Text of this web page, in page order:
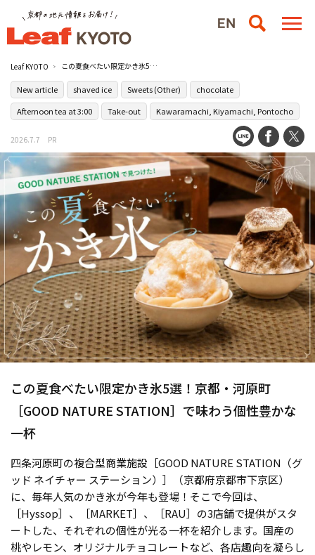
Leaf KYOTO この夏食べたい限定かき氷5選！京都・河原町［GOOD NATURE STATION］で味わう個性豊かな一杯
New article shaved ice Sweets (Other)
chocolate
Afternoon tea at 3:00
Take-out Kawaramachi, Kiyamachi, Pontocho
2026.7.7 PR
この夏食べたい限定かき氷5選！京都・河原町
［GOOD NATURE STATION］で味わう個性豊かな
一杯
四条河原町の複合型商業施設［GOOD NATURE STATION（グ
ッド ネイチャー ステーション）］（京都府京都市下京区）
に、毎年人気のかき氷が今年も登場！そこで今回は、
［Hyssop］、［MARKET］、［RAU］の3店舗で提供がスタ
ートした、それぞれの個性が光る一杯を紹介します。国産の
桃やレモン、オリジナルチョコレートなど、各店趣向を凝らし